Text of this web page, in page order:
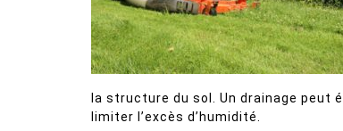
la structure du sol. Un drainage peut
limiter l’excès d’humidité.